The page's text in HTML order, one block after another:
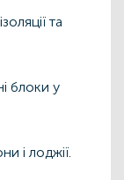
та
блоки у
і лоджії.